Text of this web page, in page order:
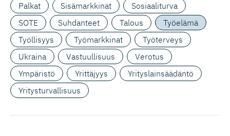
Palkat
Sisämarkkinat
Sosiaaliturva
SOTE
Suhdanteet Talous
Työelämä
Työllisyys
Työmarkkinat
Työterveys
Ukraina
Vastuullisuus
Verotus
Ympäristö
Yrittäjyys
Yrityslainsäädäntö
Yritysturvallisuus